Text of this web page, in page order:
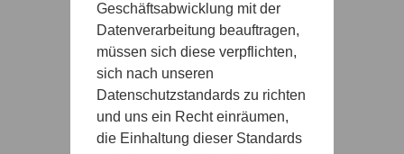
Geschäftsabwicklung mit der
Datenverarbeitung beauftragen,
müssen sich diese verpflichten,
sich nach unseren
Datenschutzstandards zu richten
und uns ein Recht einräumen,
die Einhaltung dieser Standards